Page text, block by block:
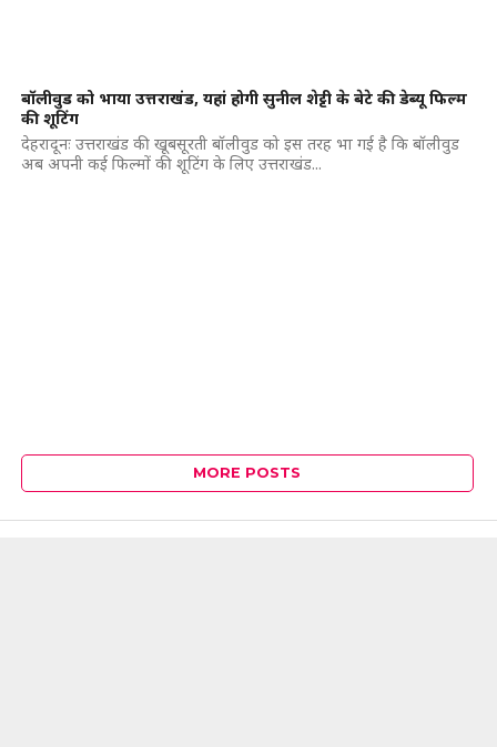
बॉलीवुड को भाया उत्तराखंड, यहां होगी सुनील शेट्टी के बेटे की डेब्यू फिल्म
की शूटिंग
देहरादूनः उत्तराखंड की खूबसूरती बॉलीवुड को इस तरह भा गई है कि बॉलीवुड
अब अपनी कई फिल्मों की शूटिंग के लिए उत्तराखंड...
MORE POSTS